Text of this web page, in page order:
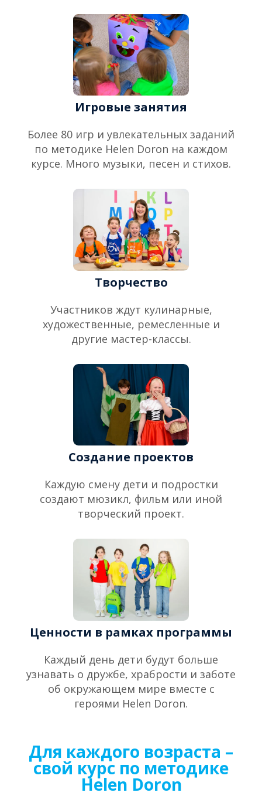
Игровые занятия
Более 80 игр и увлекательных заданий
по методике Helen Doron на каждом
курсе. Много музыки, песен и стихов.
Творчество
Участников ждут кулинарные,
художественные, ремесленные и
другие мастер-классы.
Создание проектов
Каждую смену дети и подростки
создают мюзикл, фильм или иной
творческий проект.
Ценности в рамках программы
Каждый день дети будут больше
узнавать о дружбе, храбрости и заботе
об окружающем мире вместе с
героями Helen Doron.
Для каждого возраста –
свой курс по методике
Helen Doron